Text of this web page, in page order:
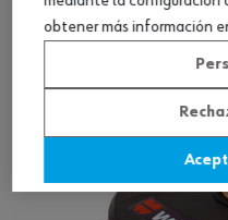
obtener más información